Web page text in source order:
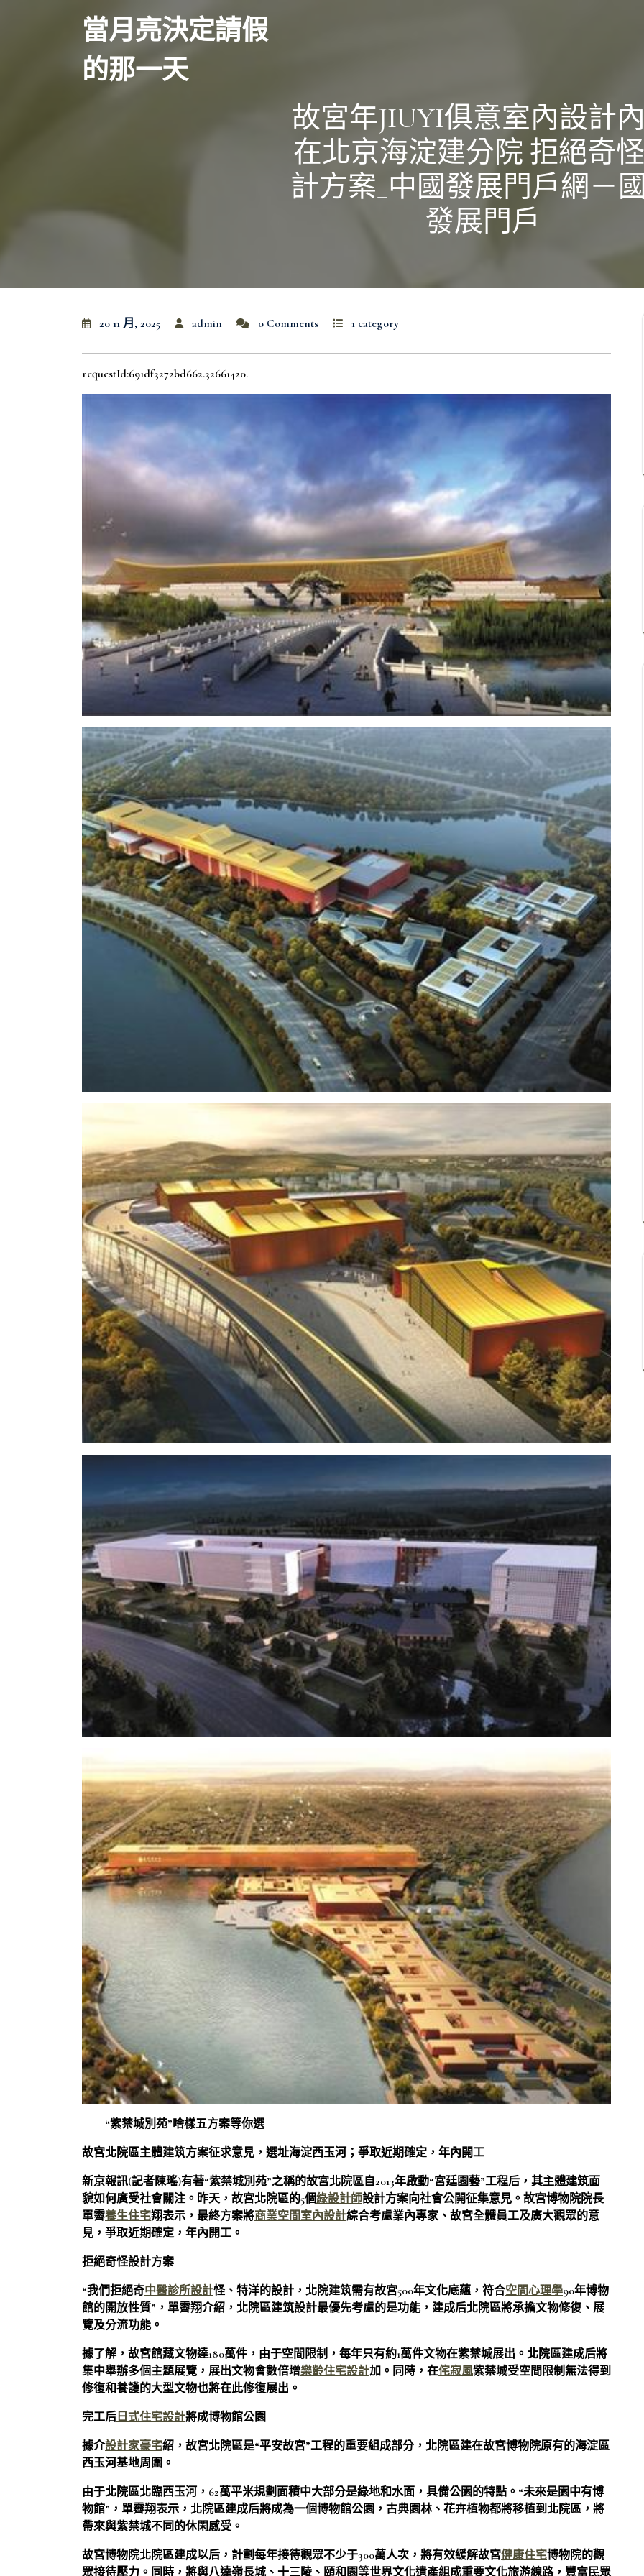
當月亮決定請假
的那一天
故宮年JIUYI俱意室內設計
在北京海淀建分院 拒絕奇
計方案_中國發展門戶網－
發展門戶
20 11 月, 2025 admin 0 Comments 1 category
requestId:691df3272bd662.32661420.
“紫禁城別苑”啥樣五方案等你選
故宮北院區主體建筑方案征求意見，選址海淀西玉河；爭取近期確定，年內開工
新京報訊(記者陳瑤)有著“紫禁城別苑”之稱的故宮北院區自2013年啟動“宮廷園藝”工程后，其主體建筑面
貌如何廣受社會關注。昨天，故宮北院區的5個綠設計師設計方案向社會公開征集意見。故宮博物院院長
單霽養生住宅翔表示，最終方案將商業空間室內設計綜合考慮業內專家、故宮全體員工及廣大觀眾的意
見，爭取近期確定，年內開工。
拒絕奇怪設計方案
“我們拒絕奇中醫診所設計怪、特洋的設計，北院建筑需有故宮500年文化底蘊，符合空間心理學90年博物
館的開放性質”，單霽翔介紹，北院區建筑設計最優先考慮的是功能，建成后北院區將承擔文物修復、展
覽及分流功能。
據了解，故宮館藏文物達180萬件，由于空間限制，每年只有約1萬件文物在紫禁城展出。北院區建成后將
集中舉辦多個主題展覽，展出文物會數倍增樂齡住宅設計加。同時，在侘寂風紫禁城受空間限制無法得到
修復和養護的大型文物也將在此修復展出。
完工后 日式住宅設計將成博物館公園
據介設計家豪宅紹，故宮北院區是“平安故宮”工程的重要組成部分，北院區建在故宮博物院原有的海淀區
西玉河基地周圍。
由于北院區北臨西玉河，62萬平米規劃面積中大部分是綠地和水面，具備公園的特點。“未來是園中有博
物館”，單霽翔表示，北院區建成后將成為一個博物館公園，古典園林、花卉植物都將移植到北院區，將
帶來與紫禁城不同的休閑感受。
故宮博物院北院區建成以后，計劃每年接待觀眾不少于300萬人次，將有效緩解故宮健康住宅博物院的觀
眾接待壓力。同時，將與八達嶺長城、十三陵、頤和園等世界文化遺產組成重要文化旅游線路，豐富民眾